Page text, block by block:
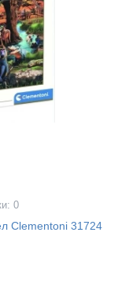
0
Clementoni 31724